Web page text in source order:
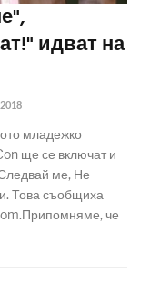
идват на
младежко
ще се включат и
ме, Не
Това съобщиха
че